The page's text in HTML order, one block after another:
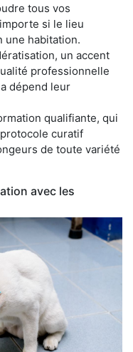
tous vos
si le lieu
une habitation.
un accent
professionnelle
dépend leur
qualifiante, qui
curatif
de toute variété
avec les